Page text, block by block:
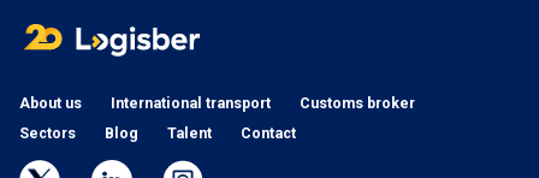
About us International transport
Customs broker
Sectors
Blog Talent Contact